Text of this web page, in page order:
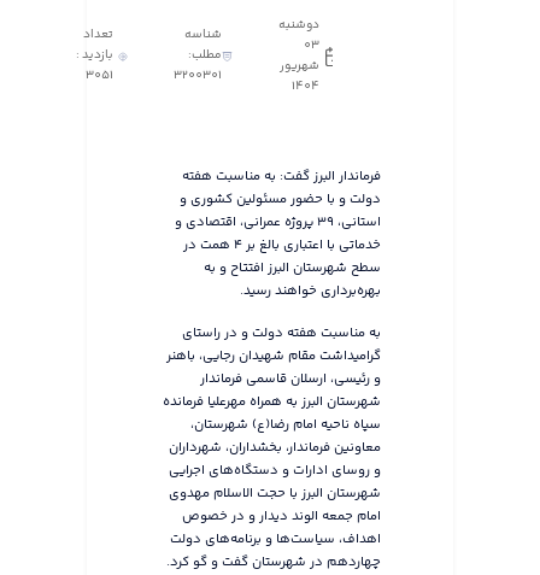
دوشنبه
03
شهریور
1404
شناسه
مطلب:
3200301
تعداد
بازدید :
3051
فرماندار البرز گفت: به مناسبت هفته
دولت و با حضور مسئولین کشوری و
استانی، ۳۹ پروژه عمرانی، اقتصادی و
خدماتی با اعتباری بالغ بر ۴ همت در
سطح شهرستان البرز افتتاح و به
بهره‌برداری خواهند رسید.
به مناسبت هفته دولت و در راستای
گرامیداشت مقام شهیدان رجایی، باهنر
و رئیسی، ارسلان قاسمی فرماندار
شهرستان البرز به همراه مهرعلیا فرمانده
سپاه ناحیه امام رضا(ع) شهرستان،
معاونین فرماندار، بخشداران، شهرداران
و روسای ادارات و دستگاه‌های اجرایی
شهرستان البرز با حجت الاسلام مهدوی
امام جمعه الوند دیدار و در خصوص
اهداف، سیاست‌ها و برنامه‌های دولت
چهاردهم در شهرستان گفت و گو کرد.